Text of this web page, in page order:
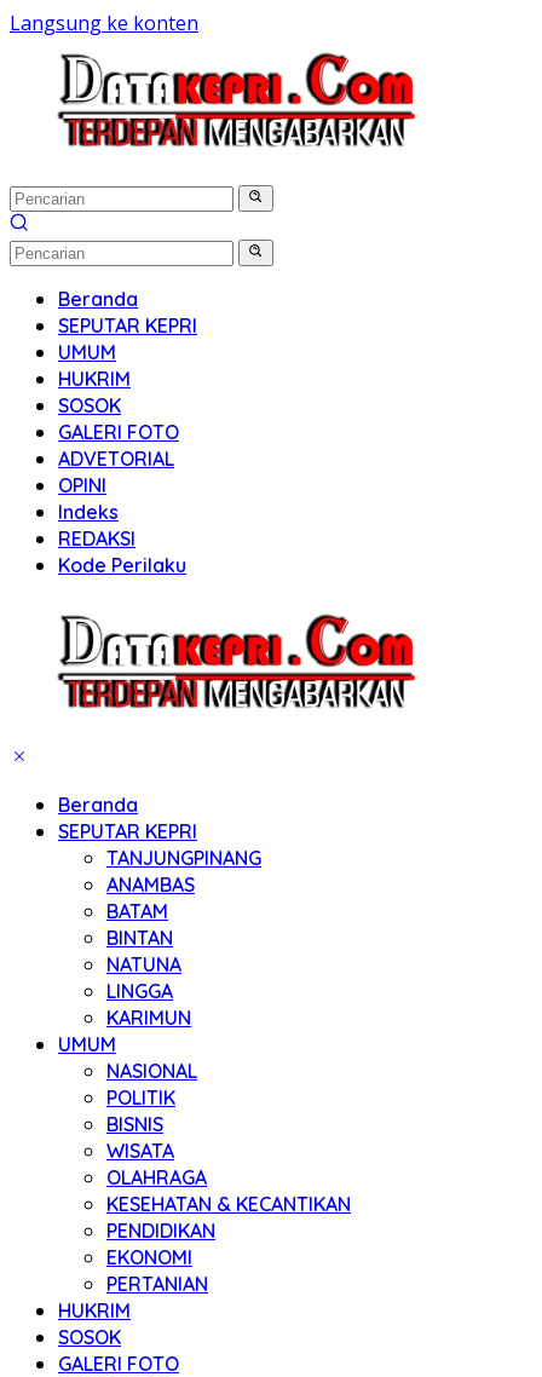
Langsung ke konten
Beranda
SEPUTAR KEPRI
UMUM
HUKRIM
SOSOK
GALERI FOTO
ADVETORIAL
OPINI
Indeks
REDAKSI
Kode Perilaku
Beranda
SEPUTAR KEPRI
TANJUNGPINANG
ANAMBAS
BATAM
BINTAN
NATUNA
LINGGA
KARIMUN
UMUM
NASIONAL
POLITIK
BISNIS
WISATA
OLAHRAGA
KESEHATAN & KECANTIKAN
PENDIDIKAN
EKONOMI
PERTANIAN
HUKRIM
SOSOK
GALERI FOTO